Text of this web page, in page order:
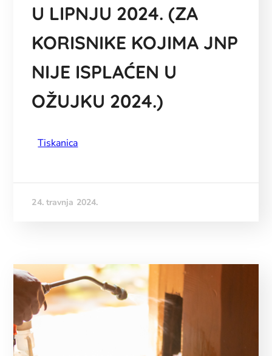
U LIPNJU 2024. (ZA
KORISNIKE KOJIMA JNP
NIJE ISPLAĆEN U
OŽUJKU 2024.)
Tiskanica
24. travnja 2024.